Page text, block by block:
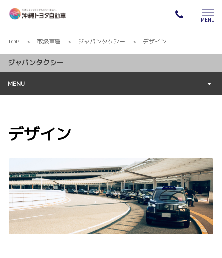
MENU
TOP 取扱車種 ジャパンタクシー デザイン
ジャパンタクシー
MENU
デザイン